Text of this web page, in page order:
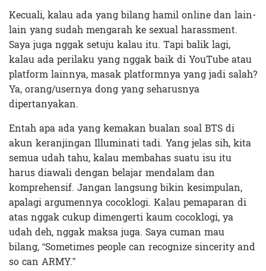
Kecuali, kalau ada yang bilang hamil online dan lain-
lain yang sudah mengarah ke sexual harassment.
Saya juga nggak setuju kalau itu. Tapi balik lagi,
kalau ada perilaku yang nggak baik di YouTube atau
platform lainnya, masak platformnya yang jadi salah?
Ya, orang/usernya dong yang seharusnya
dipertanyakan.
Entah apa ada yang kemakan bualan soal BTS di
akun keranjingan Illuminati tadi. Yang jelas sih, kita
semua udah tahu, kalau membahas suatu isu itu
harus diawali dengan belajar mendalam dan
komprehensif. Jangan langsung bikin kesimpulan,
apalagi argumennya cocoklogi. Kalau pemaparan di
atas nggak cukup dimengerti kaum cocoklogi, ya
udah deh, nggak maksa juga. Saya cuman mau
bilang, “Sometimes people can recognize sincerity and
so can ARMY.”